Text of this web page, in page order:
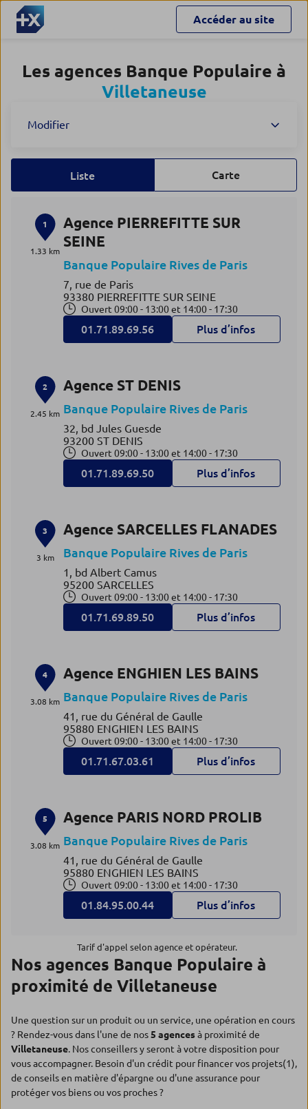
Accéder au site
Les agences Banque Populaire à
Villetaneuse
Modifier
Liste Carte
1
1.33 km
Agence PIERREFITTE SUR
SEINE
Banque Populaire Rives de Paris
7, rue de Paris
93380 PIERREFITTE SUR SEINE
Ouvert 09:00 - 13:00 et 14:00 - 17:30
01.71.89.69.56 Plus d’infos
2
2.45 km
Agence ST DENIS
Banque Populaire Rives de Paris
32, bd Jules Guesde
93200 ST DENIS
Ouvert 09:00 - 13:00 et 14:00 - 17:30
01.71.89.69.50 Plus d’infos
3
3 km
Agence SARCELLES FLANADES
Banque Populaire Rives de Paris
1, bd Albert Camus
95200 SARCELLES
Ouvert 09:00 - 13:00 et 14:00 - 17:30
01.71.69.89.50 Plus d’infos
4
3.08 km
Agence ENGHIEN LES BAINS
Banque Populaire Rives de Paris
41, rue du Général de Gaulle
95880 ENGHIEN LES BAINS
Ouvert 09:00 - 13:00 et 14:00 - 17:30
01.71.67.03.61 Plus d’infos
5
3.08 km
Agence PARIS NORD PROLIB
Banque Populaire Rives de Paris
41, rue du Général de Gaulle
95880 ENGHIEN LES BAINS
Ouvert 09:00 - 13:00 et 14:00 - 17:30
01.84.95.00.44 Plus d’infos
Tarif d'appel selon agence et opérateur.
Nos agences Banque Populaire à
proximité de Villetaneuse
Une question sur un produit ou un service, une opération en cours
? Rendez-vous dans l'une de nos5 agencesà proximité de
Villetaneuse. Nos conseillers y seront à votre disposition pour
vous accompagner. Besoin d'un crédit pour financer vos projets(1),
de conseils en matière d'épargne ou d'une assurance pour
protéger vos biens ou vos proches ?